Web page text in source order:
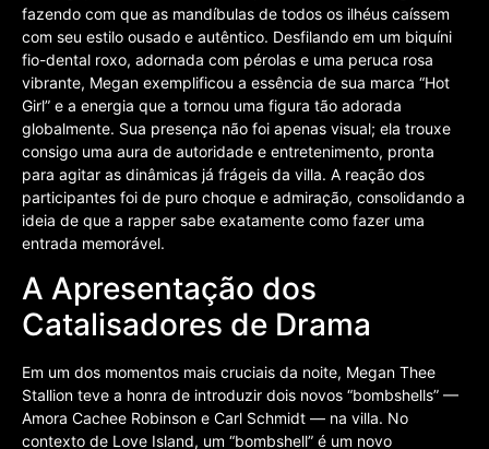
fazendo com que as mandíbulas de todos os ilhéus caíssem
com seu estilo ousado e autêntico. Desfilando em um biquíni
fio-dental roxo, adornada com pérolas e uma peruca rosa
vibrante, Megan exemplificou a essência de sua marca “Hot
Girl” e a energia que a tornou uma figura tão adorada
globalmente. Sua presença não foi apenas visual; ela trouxe
consigo uma aura de autoridade e entretenimento, pronta
para agitar as dinâmicas já frágeis da villa. A reação dos
participantes foi de puro choque e admiração, consolidando a
ideia de que a rapper sabe exatamente como fazer uma
entrada memorável.
A Apresentação dos
Catalisadores de Drama
Em um dos momentos mais cruciais da noite, Megan Thee
Stallion teve a honra de introduzir dois novos “bombshells” —
Amora Cachee Robinson e Carl Schmidt — na villa. No
contexto de Love Island, um “bombshell” é um novo